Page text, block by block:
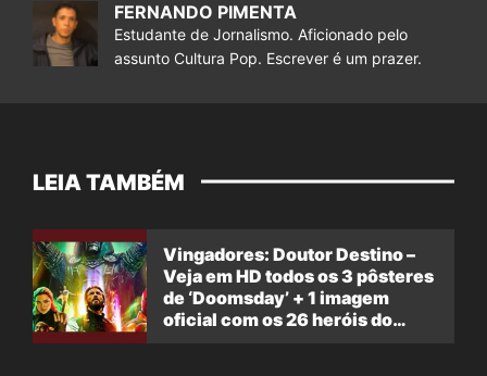
FERNANDO PIMENTA
Estudante de Jornalismo. Aficionado pelo
assunto Cultura Pop. Escrever é um prazer.
LEIA TAMBÉM
Vingadores: Doutor Destino –
Veja em HD todos os 3 pôsteres
de ‘Doomsday’ + 1 imagem
oficial com os 26 heróis do